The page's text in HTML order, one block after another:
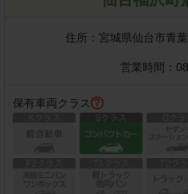
住所： 宮城県仙台市青
営業時間：
保有車両クラス